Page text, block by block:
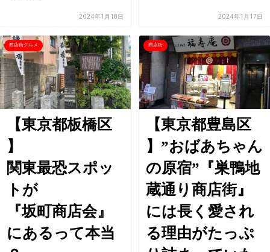
2024年1月18日 2024年1月17日
商店街グルメ
【東京都板橋区
】
関東最恐スポッ
トが
『坂町商店会』
にあるって本当
商店街
【東京都豊島区
】”おばあちゃん
の原宿”『巣鴨地
蔵通り商店街』
には長く愛され
る理由がたっぷ